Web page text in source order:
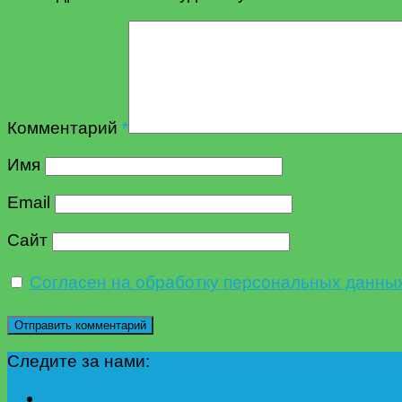
Комментарий *
Имя
Email
Сайт
Согласен на обработку персональных
Следите за нами: